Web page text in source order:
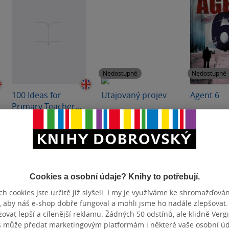
100 Ideas for
Primary Teachers:
Waugh
měkká vazba
495 Kč
Do košíku
Nedostupné
Utajovaný projev
4.0
z
5
hvězdiček
pevná vazba
Nedostupné
Nedostupné
Agent 6
4.3
z
5
Cookies a osobní údaje? Knihy to potřebují.
cookies jste určitě již slyšeli. I my je využíváme ke
aby náš e-shop dobře fungoval a mohli jsme ho nadále zlepšovat.
lepší a cílenější reklamu. Žádných 50 odstínů, ale klidně
může předat marketingovým platformám i některé vaše osobní